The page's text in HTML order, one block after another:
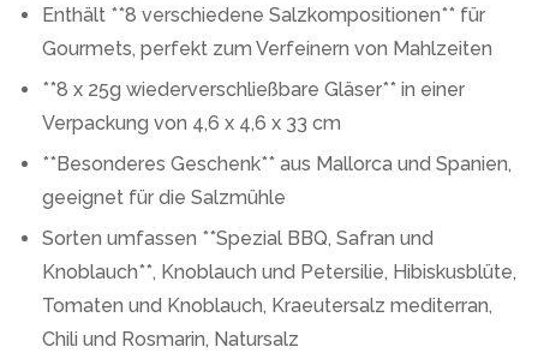
Enthält **8 verschiedene Salzkompositionen** für
Gourmets, perfekt zum Verfeinern von Mahlzeiten
**8 x 25g wiederverschließbare Gläser** in einer
Verpackung von 4,6 x 4,6 x 33 cm
**Besonderes Geschenk** aus Mallorca und Spanien,
geeignet für die Salzmühle
Sorten umfassen **Spezial BBQ, Safran und
Knoblauch**, Knoblauch und Petersilie, Hibiskusblüte,
Tomaten und Knoblauch, Kraeutersalz mediterran,
Chili und Rosmarin, Natursalz